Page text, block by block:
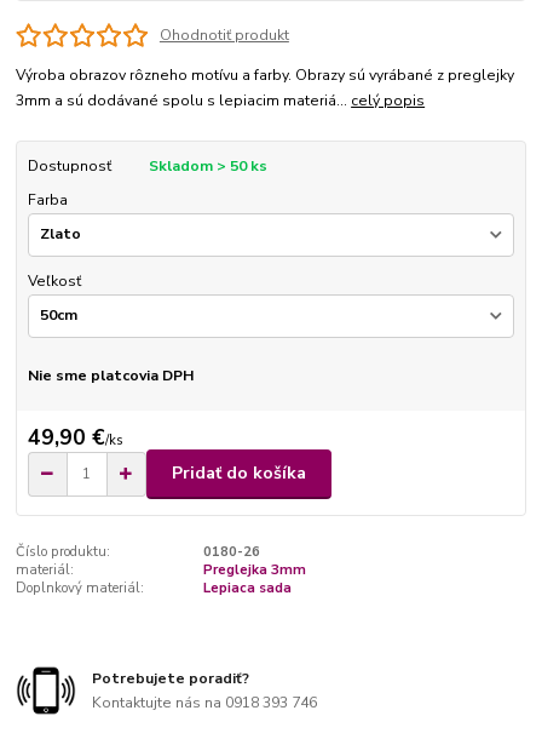
Ohodnotiť produkt
Výroba obrazov rôzneho motívu a farby. Obrazy sú vyrábané z preglejky
3mm a sú dodávané spolu s lepiacim materiá... celý popis
Dostupnosť
Skladom > 50 ks
Farba
Veľkosť
Nie sme platcovia DPH
49,90 €/ks
Pridať do košíka
Číslo produktu:
0180-26
materiál:
Preglejka 3mm
Doplnkový materiál:
Lepiaca sada
Potrebujete poradiť?
Kontaktujte nás na 0918 393 746